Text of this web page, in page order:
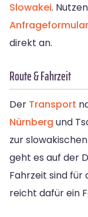
Slowakei.
direkt an.
Route & Fahrzeit
Der Transport
Nürnberg und
zur
geht es auf der
Fahrzeit sind für
reicht dafür ein